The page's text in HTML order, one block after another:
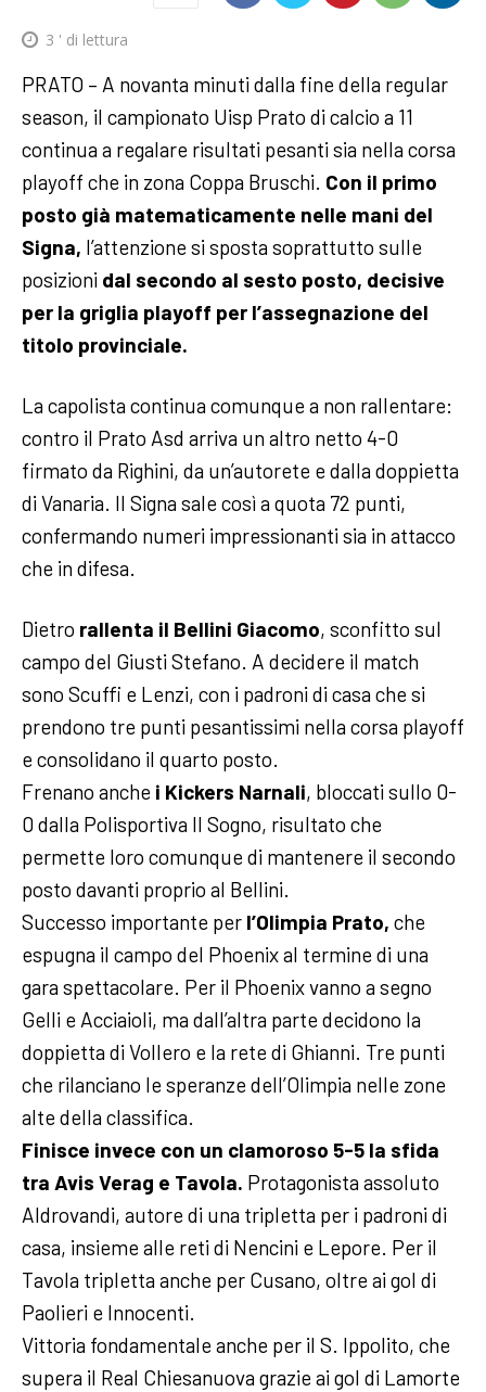
3 ' di lettura
PRATO – A novanta minuti dalla fine della regular
season, il campionato Uisp Prato di calcio a 11
continua a regalare risultati pesanti sia nella corsa
playoff che in zona Coppa Bruschi. Con il primo
posto già matematicamente nelle mani del
Signa, l’attenzione si sposta soprattutto sulle
posizioni dal secondo al sesto posto, decisive
per la griglia playoff per l’assegnazione del
titolo provinciale.
La capolista continua comunque a non rallentare:
contro il Prato Asd arriva un altro netto 4-0
firmato da Righini, da un’autorete e dalla doppietta
di Vanaria. Il Signa sale così a quota 72 punti,
confermando numeri impressionanti sia in attacco
che in difesa.
Dietro rallenta il Bellini Giacomo, sconfitto sul
campo del Giusti Stefano. A decidere il match
sono Scuffi e Lenzi, con i padroni di casa che si
prendono tre punti pesantissimi nella corsa playoff
e consolidano il quarto posto.
Frenano anche i Kickers Narnali, bloccati sullo 0-
0 dalla Polisportiva Il Sogno, risultato che
permette loro comunque di mantenere il secondo
posto davanti proprio al Bellini.
Successo importante per l’Olimpia Prato, che
espugna il campo del Phoenix al termine di una
gara spettacolare. Per il Phoenix vanno a segno
Gelli e Acciaioli, ma dall’altra parte decidono la
doppietta di Vollero e la rete di Ghianni. Tre punti
che rilanciano le speranze dell’Olimpia nelle zone
alte della classifica.
Finisce invece con un clamoroso 5-5 la sfida
tra Avis Verag e Tavola. Protagonista assoluto
Aldrovandi, autore di una tripletta per i padroni di
casa, insieme alle reti di Nencini e Lepore. Per il
Tavola tripletta anche per Cusano, oltre ai gol di
Paolieri e Innocenti.
Vittoria fondamentale anche per il S. Ippolito, che
supera il Real Chiesanuova grazie ai gol di Lamorte